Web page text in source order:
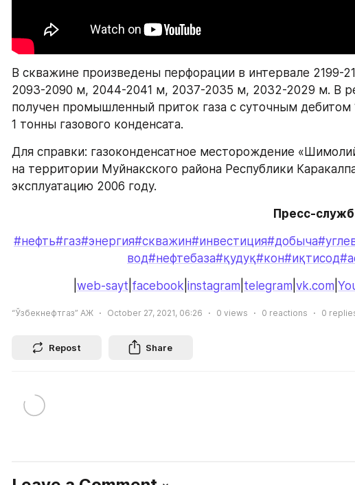
В скважине произведены перфорации в интервале 2199-
2093-2090 м, 2044-2041 м, 2037-2035 м, 2032-2029 м. В
получен промышленный приток газа с суточным дебитом
1 тонны газового конденсата.
Для справки: газоконденсатное месторождение
на территории Муйнакского района Республики
эксплуатацию 2006 году.
Пресс-
#нефть#газ#энергия#скважин#инвестиция#добыча
вод#нефтебаза#қудуқ#кон#иқтисод
web-sayt facebook instagram telegram vk.com
“Ўзбекнефтгаз” АЖ October 27, 2021, 06:26 0 views 0 reactions 0
Repost Share